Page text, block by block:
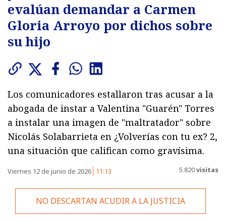
evalúan demandar a Carmen
Gloria Arroyo por dichos sobre
su hijo
Los comunicadores estallaron tras acusar a la
abogada de instar a Valentina "Guarén" Torres
a instalar una imagen de "maltratador" sobre
Nicolás Solabarrieta en ¿Volverías con tu ex? 2,
una situación que califican como gravísima.
Viernes 12 de junio de 2026 11:13 5.820visitas
NO DESCARTAN ACUDIR A LA JUSTICIA